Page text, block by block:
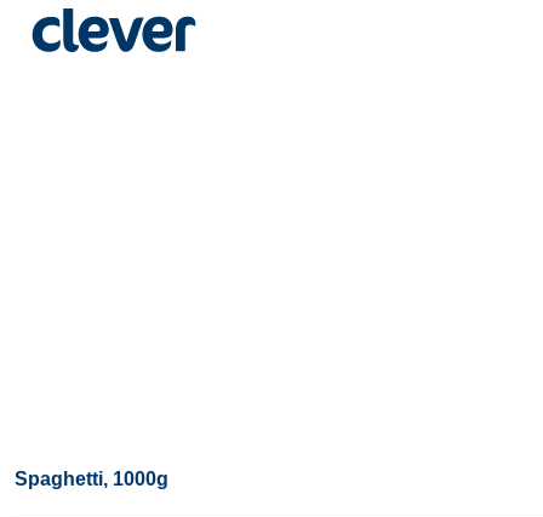
Spaghetti, 1000g